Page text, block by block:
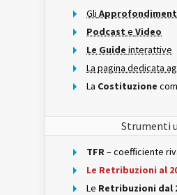
Gli
Podcast e Video
Le Guide interattive
La pagina dedicata
La Costituzione
Strumenti
TFR – coefficiente
Le Retribuzioni al
Le Retribuzioni dal